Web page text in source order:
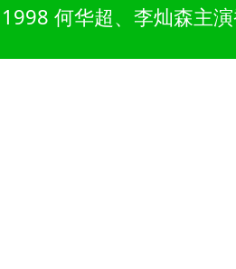
1998 何华超、李灿森主